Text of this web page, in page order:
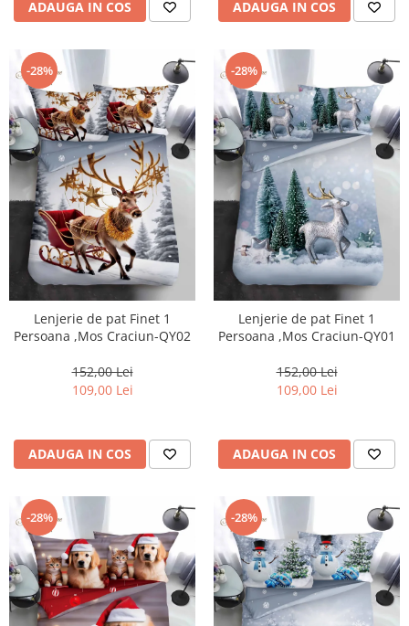
ADAUGA IN COS ADAUGA IN COS
-28%
Lenjerie de pat Finet 1
Persoana ,Mos Craciun-QY02
152,00 Lei
109,00 Lei
ADAUGA IN COS
-28%
Lenjerie de pat Finet 1
Persoana ,Mos Craciun-QY01
152,00 Lei
109,00 Lei
ADAUGA IN COS
-28% -28%